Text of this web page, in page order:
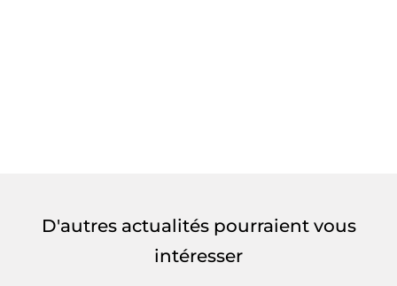
D'autres actualités pourraient vous
intéresser